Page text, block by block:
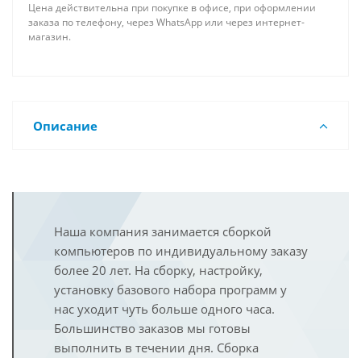
Цена действительна при покупке в офисе, при оформлении
заказа по телефону, через WhatsApp или через интернет-
магазин.
Описание
Наша компания занимается сборкой
компьютеров по индивидуальному заказу
более 20 лет. На сборку, настройку,
установку базового набора программ у
нас уходит чуть больше одного часа.
Большинство заказов мы готовы
выполнить в течении дня. Сборка